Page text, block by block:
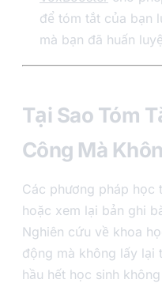
để tóm tắt của bạn
mà bạn đã huấn
Tại Sao Tóm
Công Mà
Các phương pháp học
hoặc xem lại bản ghi
Nghiên cứu về khoa
động mà không lấy
hầu hết học sinh